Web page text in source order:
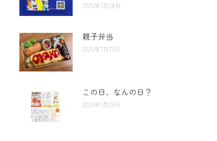
2026年7月28日
親子弁当
2026年7月27日
この日、なんの日？
2026年7月25日